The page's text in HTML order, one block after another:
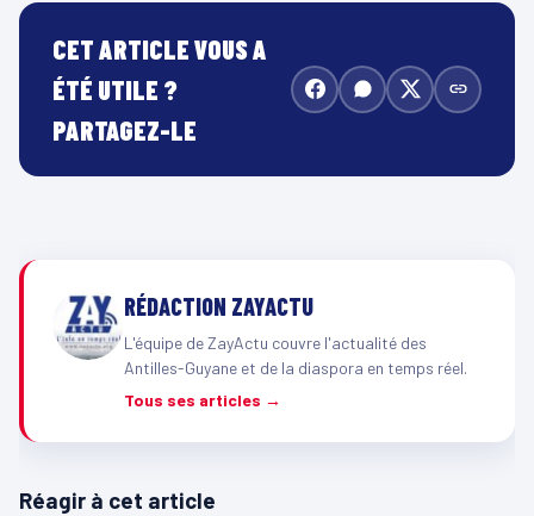
CET ARTICLE VOUS A
ÉTÉ UTILE ?
PARTAGEZ-LE
RÉDACTION ZAYACTU
L'équipe de ZayActu couvre l'actualité des
Antilles-Guyane et de la diaspora en temps réel.
Tous ses articles →
Réagir à cet article